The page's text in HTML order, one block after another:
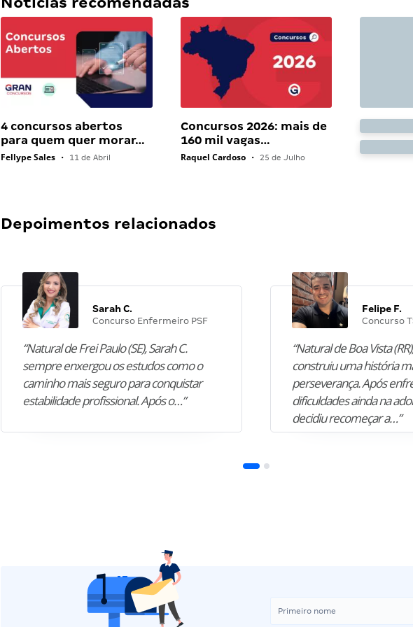
4 concursos abertos
para quem quer morar…
Fellype Sales • 11 de Abril
Concursos 2026: mais de
160 mil vagas…
Raquel Cardoso • 25 de Julho
Depoimentos relacionados
Sarah C.
Concurso Enfermeiro PSF
“Natural de Frei Paulo (SE), Sarah C.
sempre enxergou os estudos como o
caminho mais seguro para conquistar
estabilidade profissional. Após o…”
Felipe F.
Concurso
“Natural de Boa Vista
construiu uma história
perseverança. Após
dificuldades ainda na
decidiu recomeçar a…”